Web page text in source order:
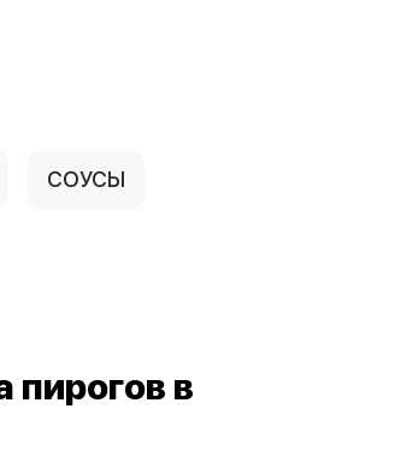
СОУСЫ
пирогов в